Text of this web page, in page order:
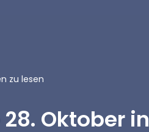
zu lesen
Oktober in